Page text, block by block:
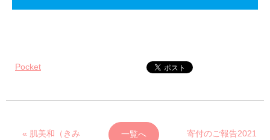
Pocket
« 肌美和（きみ
一覧へ
寄付のご報告2021